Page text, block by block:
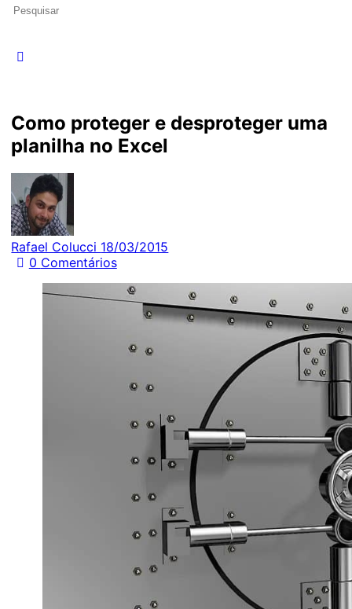
Pesquisar
Como proteger e desproteger uma
planilha no Excel
Rafael Colucci 18/03/2015
0 Comentários